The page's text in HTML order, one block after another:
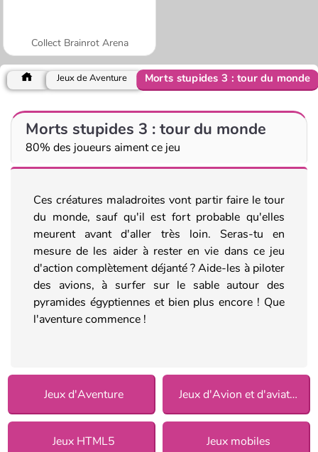
Collect Brainrot Arena
Jeux de Aventure Morts stupides 3 : tour du monde
Morts stupides 3 : tour du monde
80% des joueurs aiment ce jeu
Ces créatures maladroites vont partir faire le tour
du monde, sauf qu'il est fort probable qu'elles
meurent avant d'aller très loin. Seras-tu en
mesure de les aider à rester en vie dans ce jeu
d'action complètement déjanté ? Aide-les à piloter
des avions, à surfer sur le sable autour des
pyramides égyptiennes et bien plus encore ! Que
l'aventure commence !
Jeux d'Aventure Jeux d'Avion et d'aviation
Jeux HTML5 Jeux mobiles